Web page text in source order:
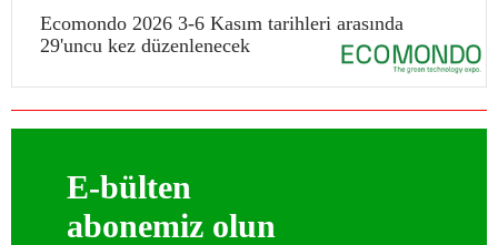
Ecomondo 2026 3-6 Kasım tarihleri arasında
29'uncu kez düzenlenecek
E-bülten
abonemiz olun